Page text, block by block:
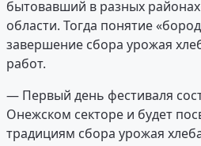
бытовавший в разных
области. Тогда понятие
завершение сбора урожая
работ.
— Первый день фестиваля
Онежском секторе и будет
традициям сбора урожая